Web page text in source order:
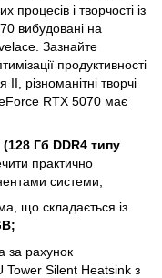
процесів і творчості із
вибудовані на
Зазнайте
продуктивності
різноманітні творчі
RTX 5070 має
(128 Гб DDR4 типу
практично
системи;
що складається із
за рахунок
Tower Silent Heatsink з